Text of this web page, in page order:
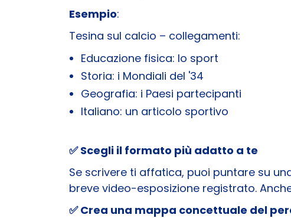
Esempio:
Tesina sul calcio – collegamenti:
Educazione fisica: lo sport
Storia: i Mondiali del '34
Geografia: i Paesi partecipanti
Italiano: un articolo sportivo
✅ Scegli il formato più adatto a te
Se scrivere ti affatica, puoi puntare su
breve video-esposizione registrato.
✅ Crea una mappa concettuale del